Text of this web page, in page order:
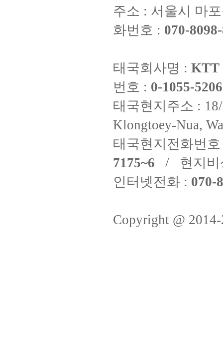
주소 : 서울시 마
화번호 : 070-
태국회사명 : KTT
번호 : 0-1055-
태국현지주소 :
Klongtoey-Nua,
태국현지전화번
7175~6 / 현지비
인터넷전화 : 070-
Copyright @